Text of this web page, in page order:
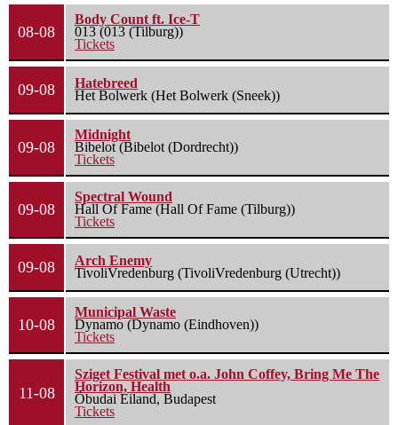
08-08
Body Count ft. Ice-T
013 (013 (Tilburg))
Tickets
09-08
Hatebreed
Het Bolwerk (Het Bolwerk (Sneek))
09-08
Midnight
Bibelot (Bibelot (Dordrecht))
Tickets
09-08
Spectral Wound
Hall Of Fame (Hall Of Fame (Tilburg))
Tickets
09-08
Arch Enemy
TivoliVredenburg (TivoliVredenburg (Utrecht))
10-08
Municipal Waste
Dynamo (Dynamo (Eindhoven))
Tickets
11-08
Sziget Festival met o.a. John Coffey, Bring Me The
Horizon, Health
Óbudai Eiland, Budapest
Tickets